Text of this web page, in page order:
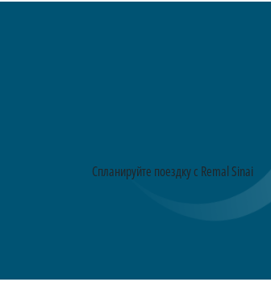
Спланируйте поездку с Remal Sinai